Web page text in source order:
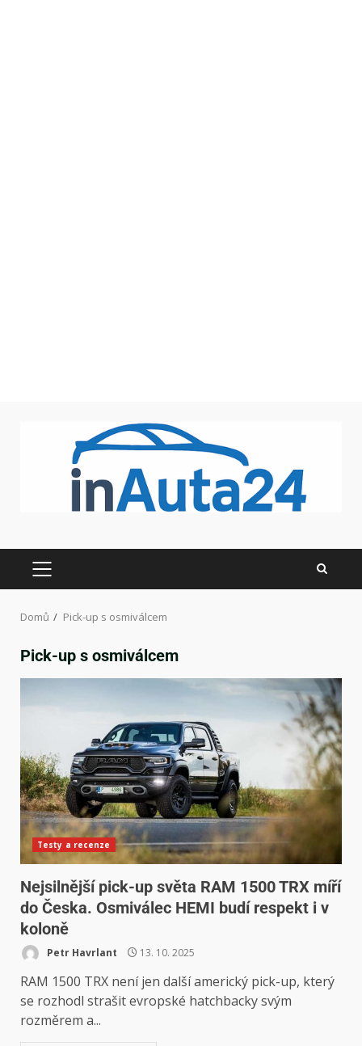
Domů Pick-up s osmiválcem
Pick-up s osmiválcem
Testy a recenze
Nejsilnější pick-up světa RAM 1500 TRX míří
do Česka. Osmiválec HEMI budí respekt i v
koloně
Petr Havrlant 13. 10. 2025
RAM 1500 TRX není jen další americký pick-up, který
se rozhodl strašit evropské hatchbacky svým
rozměrem a...